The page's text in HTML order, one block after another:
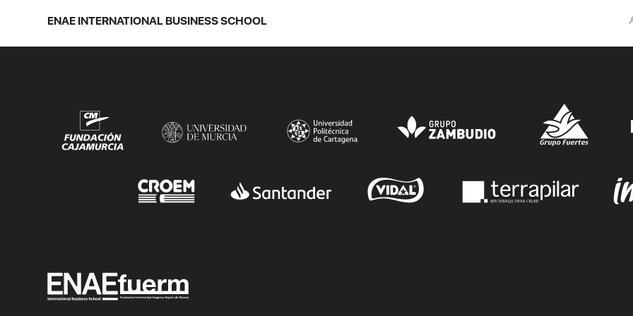
practicar y medir. Si te preguntas qué
SEGUIR LEYENDO SEGUIR LEYENDO
ENAE INTERNATIONAL BUSINESS SCHOOL